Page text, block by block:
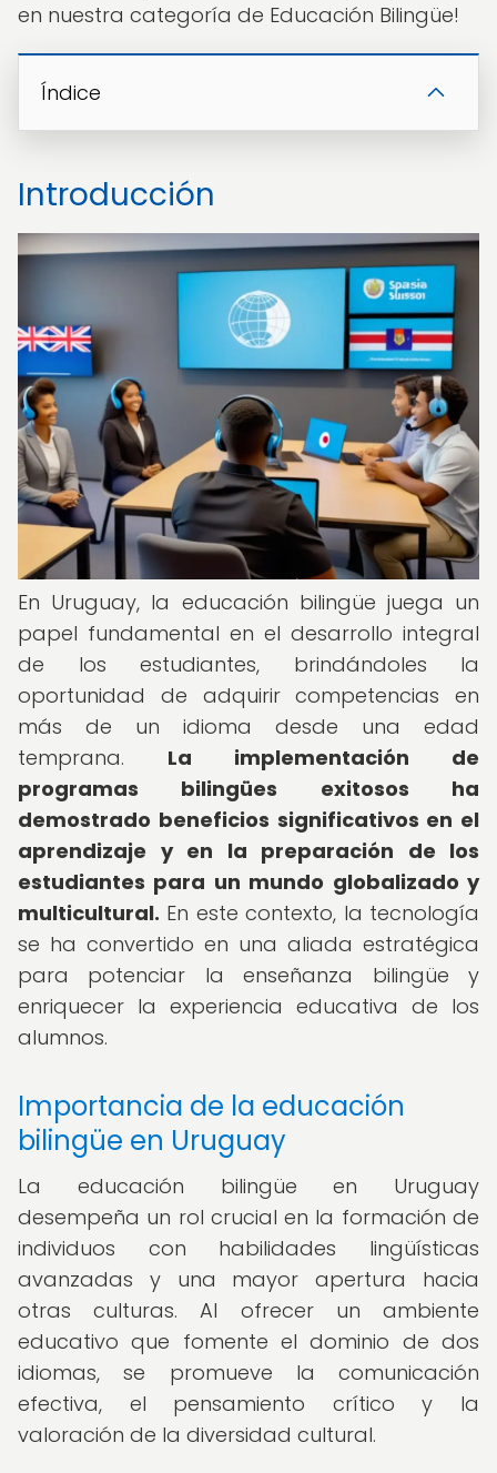
en nuestra categoría de Educación Bilingüe!
Índice
Introducción
En Uruguay, la educación bilingüe juega un
papel fundamental en el desarrollo integral
de los estudiantes, brindándoles la
oportunidad de adquirir competencias en
más de un idioma desde una edad
temprana. La implementación de
programas bilingües exitosos ha
demostrado beneficios significativos en el
aprendizaje y en la preparación de los
estudiantes para un mundo globalizado y
multicultural. En este contexto, la tecnología
se ha convertido en una aliada estratégica
para potenciar la enseñanza bilingüe y
enriquecer la experiencia educativa de los
alumnos.
Importancia de la educación
bilingüe en Uruguay
La educación bilingüe en Uruguay
desempeña un rol crucial en la formación de
individuos con habilidades lingüísticas
avanzadas y una mayor apertura hacia
otras culturas. Al ofrecer un ambiente
educativo que fomente el dominio de dos
idiomas, se promueve la comunicación
efectiva, el pensamiento crítico y la
valoración de la diversidad cultural.